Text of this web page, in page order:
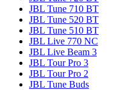
JBL Tune 710 BT
JBL Tune 520 BT
JBL Tune 510 BT
JBL Live 770 NC
JBL Live Beam 3
JBL Tour Pro 3
JBL Tour Pro 2
JBL Tune Buds